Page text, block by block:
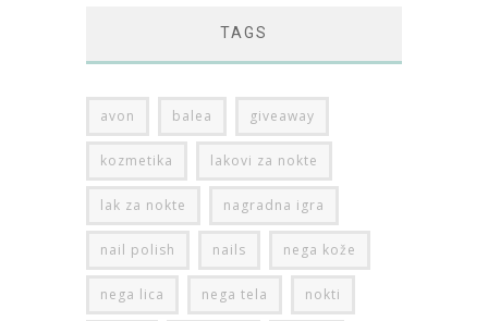
TAGS
avon balea giveaway
kozmetika lakovi za nokte
lak za nokte nagradna igra
nail polish nails nega kože
nega lica nega tela nokti